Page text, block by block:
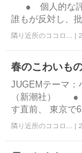
● 個人的な評
誰もが反対し、
隣り近所のココロ... |
春のこわい
JUGEMテーマ
（新潮社） ●
す直前、 東京で
隣り近所のココロ... |